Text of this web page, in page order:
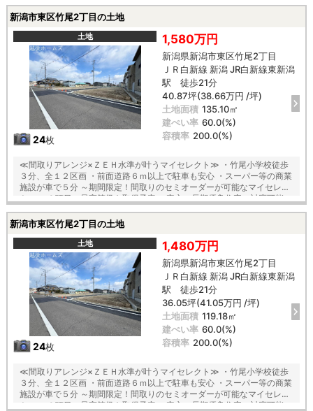
年保証 〇木造軸組×パネル工法で『地震に強い家』を実現！耐震等級
３！ 〇夏は涼しく、冬は暖かい『断熱等級５』 〇光熱費も抑えられる一
次エネルギー消費量『最高等級６』等の安心快適な住宅 〇第三者機関の
厳重チェックによる『住宅性能評価』ダブル取得 【教育】 竹尾小学校
徒歩３分 木戸中学校 徒歩２３分 【建築条件付】 施工会社：タクトホ
ーム
新潟市東区竹尾2丁目の土地
土地
24枚
1,580万円
新潟県新潟市東区竹尾2丁目
ＪＲ白新線 新潟 JR白新線東新潟
駅 徒歩21分
40.87坪(38.66万円 /坪)
土地面積 135.10㎡
建ぺい率 60.0(%)
容積率 200.0(%)
≪間取りアレンジ×ＺＥＨ水準が叶うマイセレクト≫ ・竹尾小学校徒歩
３分、全１２区画 ・前面道路６ｍ以上で駐車も安心 ・スーパー等の商業
施設が車で５分 ～期間限定！間取りのセミオーダーが可能なマイセレク
ト～ ・６項目の最高等級を取得予定 ・安心の長期優良住宅の対応可能
年保証 〇木造軸組×パネル工法で『地震に強い家』を実現！耐震等級
３！ 〇夏は涼しく、冬は暖かい『断熱等級５』 〇光熱費も抑えられる一
次エネルギー消費量『最高等級６』等の安心快適な住宅 〇第三者機関の
厳重チェックによる『住宅性能評価』ダブル取得 【教育】 竹尾小学校
徒歩３分 木戸中学校 徒歩２３分 【建築条件付】 施工会社：タクトホ
ーム
新潟市東区竹尾2丁目の土地
土地
24枚
1,480万円
新潟県新潟市東区竹尾2丁目
ＪＲ白新線 新潟 JR白新線東新潟
駅 徒歩21分
36.05坪(41.05万円 /坪)
土地面積 119.18㎡
建ぺい率 60.0(%)
容積率 200.0(%)
≪間取りアレンジ×ＺＥＨ水準が叶うマイセレクト≫ ・竹尾小学校徒歩
３分、全１２区画 ・前面道路６ｍ以上で駐車も安心 ・スーパー等の商業
施設が車で５分 ～期間限定！間取りのセミオーダーが可能なマイセレク
ト～ ・６項目の最高等級を取得予定 ・安心の長期優良住宅の対応可能